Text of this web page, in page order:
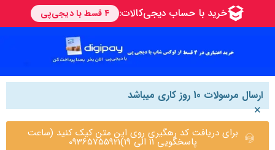
ارسال مرسولات 10 روز کاری میباشد
×
برای دریافت کد رهگیری روی این متن کیک کنید (ساعت
پاسخگویی 11 الی 19)09365755921